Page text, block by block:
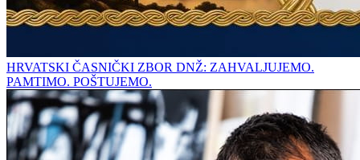
HRVATSKI ČASNIČKI ZBOR DNŽ: ZAHVALJUJEMO.
PAMTIMO. POŠTUJEMO.